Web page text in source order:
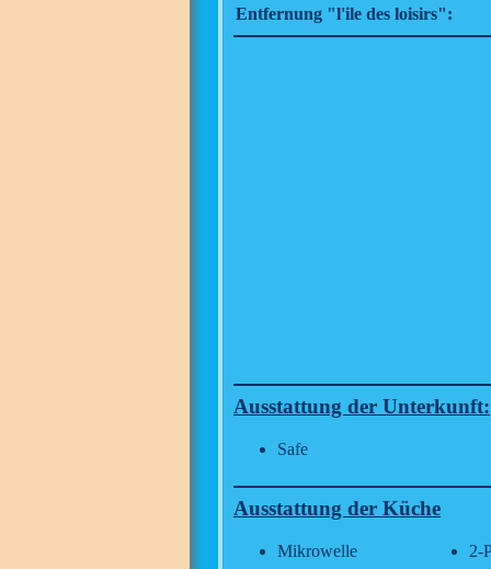
Entfernung "l'ile des loisirs":
Ausstattung der Unterkunft:
Safe
Ausstattung der Küche
Mikrowelle 2-